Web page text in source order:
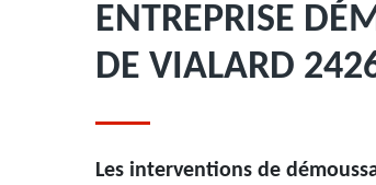
ENTREPRISE
DE VIALARD
Les interventions de